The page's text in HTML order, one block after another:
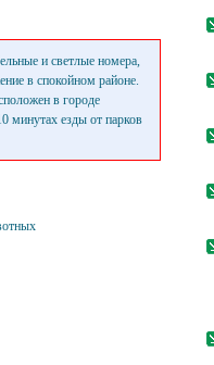
и светлые номера,
в спокойном районе.
в городе
минутах езды от парков